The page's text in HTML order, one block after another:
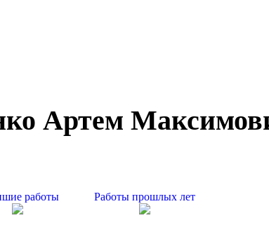
Артем
работы Работы прошлых лет